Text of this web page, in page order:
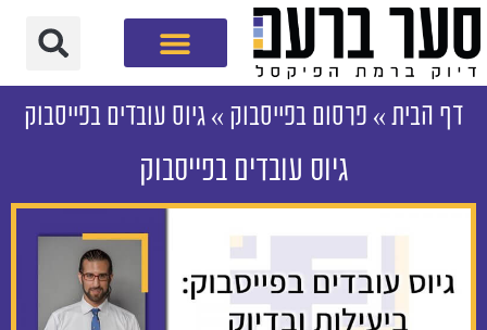
דף הבית» פרסום בפייסבוק » גיוס עובדים בפייסבוק
גיוס עובדים בפייסבוק